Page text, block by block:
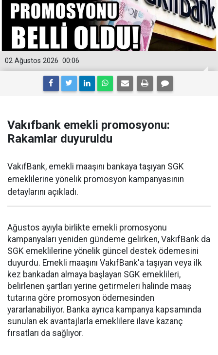
00:06
02 Ağustos 2026
Vakıfbank emekli promosyonu:
Rakamlar duyuruldu
VakıfBank, emekli maaşını bankaya taşıyan SGK
emeklilerine yönelik promosyon kampanyasının
detaylarını açıkladı.
Ağustos ayıyla birlikte emekli promosyonu
kampanyaları yeniden gündeme gelirken, VakıfBank da
SGK emeklilerine yönelik güncel destek ödemesini
duyurdu. Emekli maaşını VakıfBank'a taşıyan veya ilk
kez bankadan almaya başlayan SGK emeklileri,
belirlenen şartları yerine getirmeleri halinde maaş
tutarına göre promosyon ödemesinden
yararlanabiliyor. Banka ayrıca kampanya kapsamında
sunulan ek avantajlarla emeklilere ilave kazanç
fırsatları da sağlıyor.